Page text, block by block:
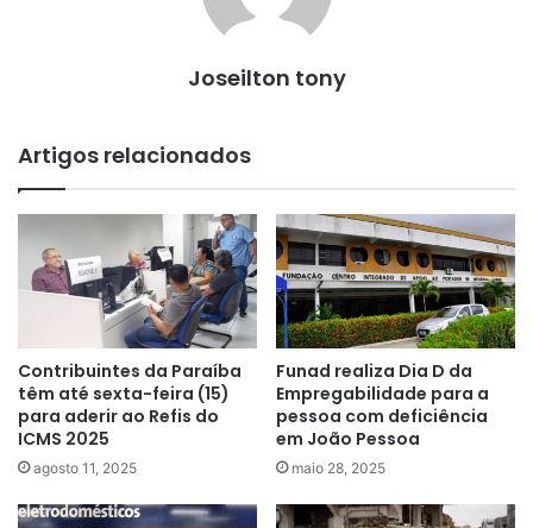
Joseilton tony
Artigos relacionados
Contribuintes da Paraíba
têm até sexta-feira (15)
para aderir ao Refis do
ICMS 2025
agosto 11, 2025
Funad realiza Dia D da
Empregabilidade para a
pessoa com deficiência
em João Pessoa
maio 28, 2025